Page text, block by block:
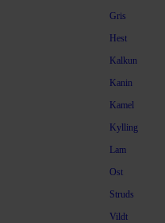
Gris
Hest
Kalkun
Kanin
Kamel
Kylling
Lam
Ost
Struds
Vildt